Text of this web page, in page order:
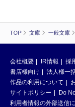
TOP 文庫 一般文庫
会社概要 IR情報 採
書店様向け
法人様一
作品の利用について
サイトポリシー
Do
利用者情報の外部送信